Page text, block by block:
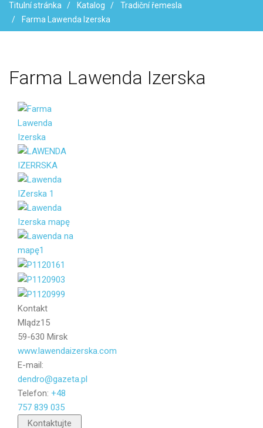
Titulní stránka Katalog
Tradiční řemesla
Farma Lawenda Izerska
Farma Lawenda Izerska
Kontakt
Mlądz15
59-630 Mirsk
www.lawendaizerska.com
E-mail:
dendro@gazeta.pl
Telefon: +48
757 839 035
Kontaktujte
Vaše jméno
Váš e-mail
Zpráva
Poslat